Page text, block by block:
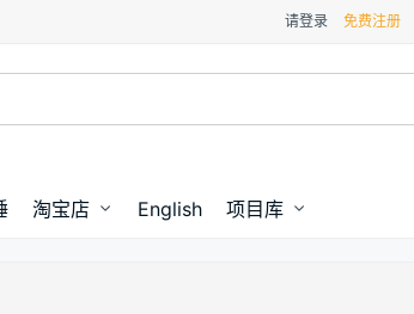
请登录 免费注册
淘宝店 English 项目库